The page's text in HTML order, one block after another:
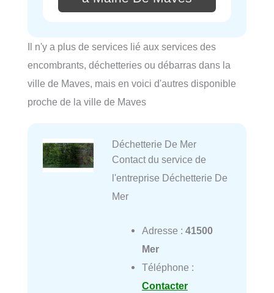
Il n'y a plus de services lié aux services des
encombrants, déchetteries ou débarras dans la
ville de Maves, mais en voici d'autres disponible
proche de la ville de Maves
Déchetterie De Mer
Contact du service de
l'entreprise Déchetterie De
Mer
Adresse : 41500
Mer
Téléphone :
Contacter